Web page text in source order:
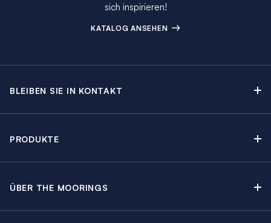
sich inspirieren!
KATALOG ANSEHEN
BLEIBEN SIE IN KONTAKT
The Moorings Revierführer
PRODUKTE
ÜBER THE MOORINGS